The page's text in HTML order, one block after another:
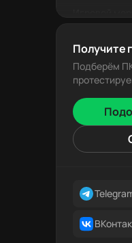
Бюджетные
Часто
Итоги
Получите
Подберём